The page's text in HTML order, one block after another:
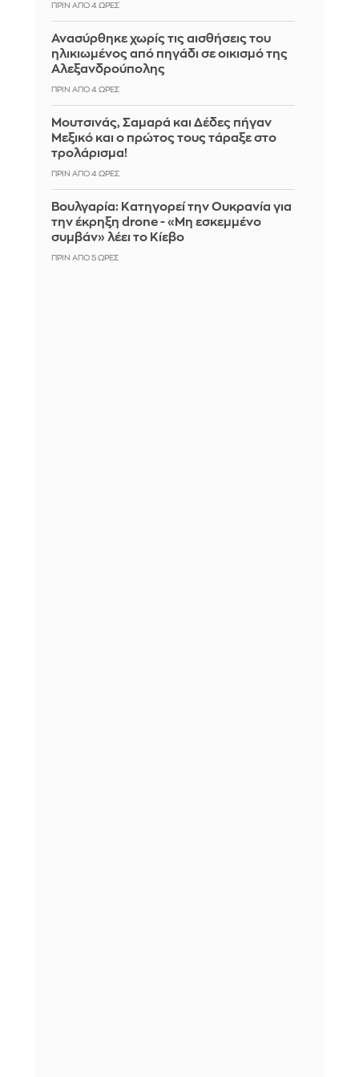
ΠΡΙΝ ΑΠΌ 4 ΏΡΕΣ
Ανασύρθηκε χωρίς τις αισθήσεις του
ηλικιωμένος από πηγάδι σε οικισμό της
Αλεξανδρούπολης
ΠΡΙΝ ΑΠΌ 4 ΏΡΕΣ
Μουτσινάς, Σαμαρά και Δέδες πήγαν
Μεξικό και ο πρώτος τους τάραξε στο
τρολάρισμα!
ΠΡΙΝ ΑΠΌ 4 ΏΡΕΣ
Βουλγαρία: Κατηγορεί την Ουκρανία για
την έκρηξη drone - «Μη εσκεμμένο
συμβάν» λέει το Κίεβο
ΠΡΙΝ ΑΠΌ 5 ΏΡΕΣ